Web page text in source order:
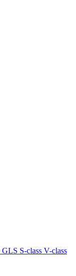
GLS S-class V-class